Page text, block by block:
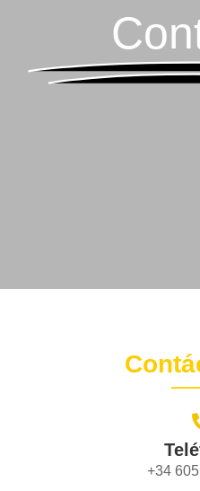
+34